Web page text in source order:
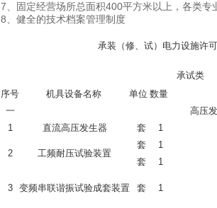
7、固定经营场所总面积400平方米以上，各类
8、健全的技术档案管理制度
承装（修、试）电力设施许
承试类
序号
机具设备名称 单位 数量
一
高压
1
直流高压发生器 套 1
2 工频耐压试验装置
套 1
套
1
3 变频串联谐振试验成套装置 套 1